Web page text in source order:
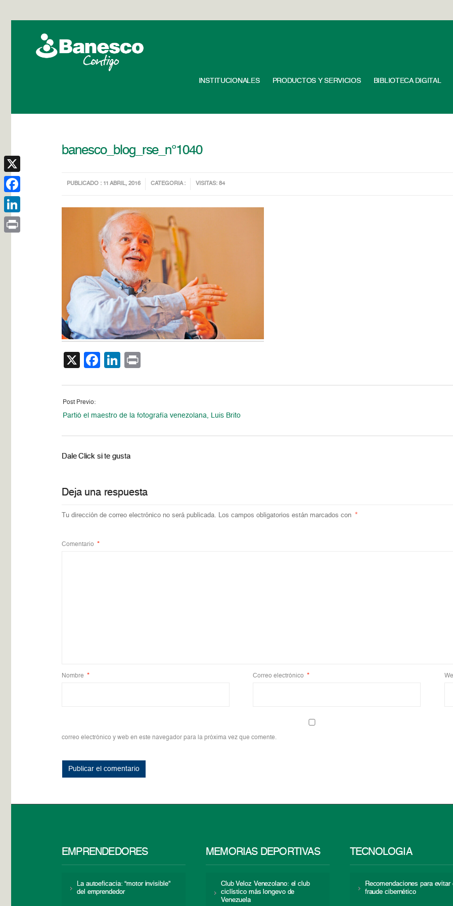
INSTITUCIONALES PRODUCTOS Y SERVICIOS BIBLIOTECA DIGITAL
banesco_blog_rse_n°1040
PUBLICADO : 11 ABRIL, 2016 CATEGORIA : VISITAS: 84
X Facebook
LinkedIn
Post Previo:
Partió el maestro de la fotografía venezolana, Luis Brito
Dale Click si te gusta
Deja una respuesta
Tu dirección de correo electrónico no será publicada. Los campos obligatorios están marcados con *
Comentario *
Nombre * Correo electrónico *
correo electrónico y web en este navegador para la próxima vez que comente.
EMPRENDEDORES
La autoeficacia: “motor invisible”
del emprendedor
MEMORIAS DEPORTIVAS
Club Veloz Venezolano: el club
ciclístico más longevo de
Venezuela
TECNOLOGÍA
Recomendaciones para evitar
fraude cibernético
X
Facebook
LinkedIn